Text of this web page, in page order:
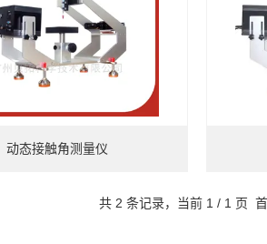
动态接触角测量仪
共 2 条记录，当前 1 / 1 页